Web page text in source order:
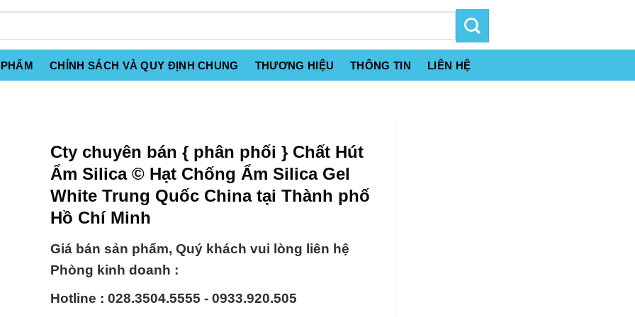
CHÍNH SÁCH VÀ QUY ĐỊNH CHUNG THƯƠNG HIỆU THÔNG TIN LIÊN HỆ
Cty chuyên bán { phân phối } Chất Hút
Ẩm Silica © Hạt Chống Ẩm Silica Gel
White Trung Quốc China tại Thành phố
Hồ Chí Minh
Giá bán sản phẩm, Quý khách vui lòng liên hệ
Phòng kinh doanh :
Hotline : 028.3504.5555 - 0933.920.505